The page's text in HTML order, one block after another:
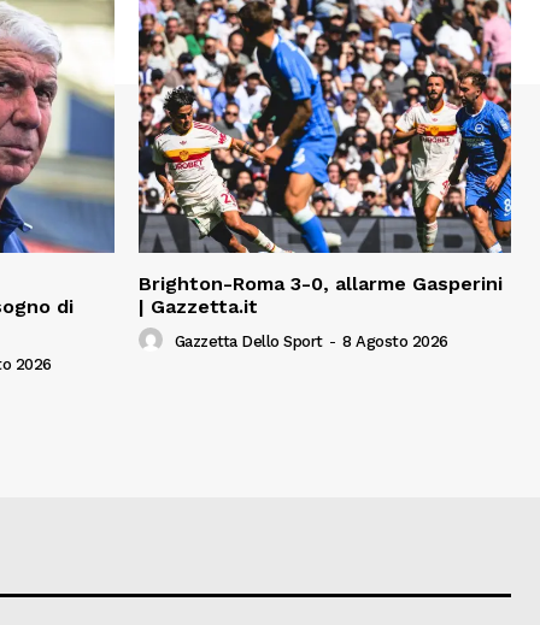
di
2026
Brighton-Roma 3-0, allarme Gasperini
| Gazzetta.it
Gazzetta Dello Sport - 8 Agosto 2026